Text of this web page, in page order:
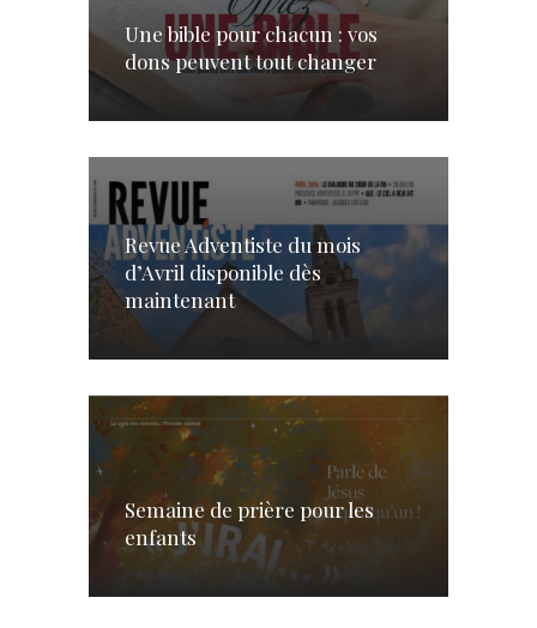
Une bible pour chacun : vos
dons peuvent tout changer
Revue Adventiste du mois
d’Avril disponible dès
maintenant
Semaine de prière pour les
enfants